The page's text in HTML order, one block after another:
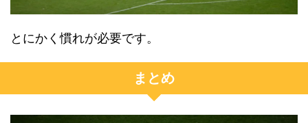
とにかく慣れが必要です。
まとめ